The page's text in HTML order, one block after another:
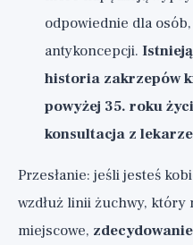
odpowiednie dla
antykoncepcji.
historia zakrzepów
powyżej 35. roku
konsultacja z
Przesłanie: jeśli jesteś
wzdłuż linii żuchwy,
miejscowe,